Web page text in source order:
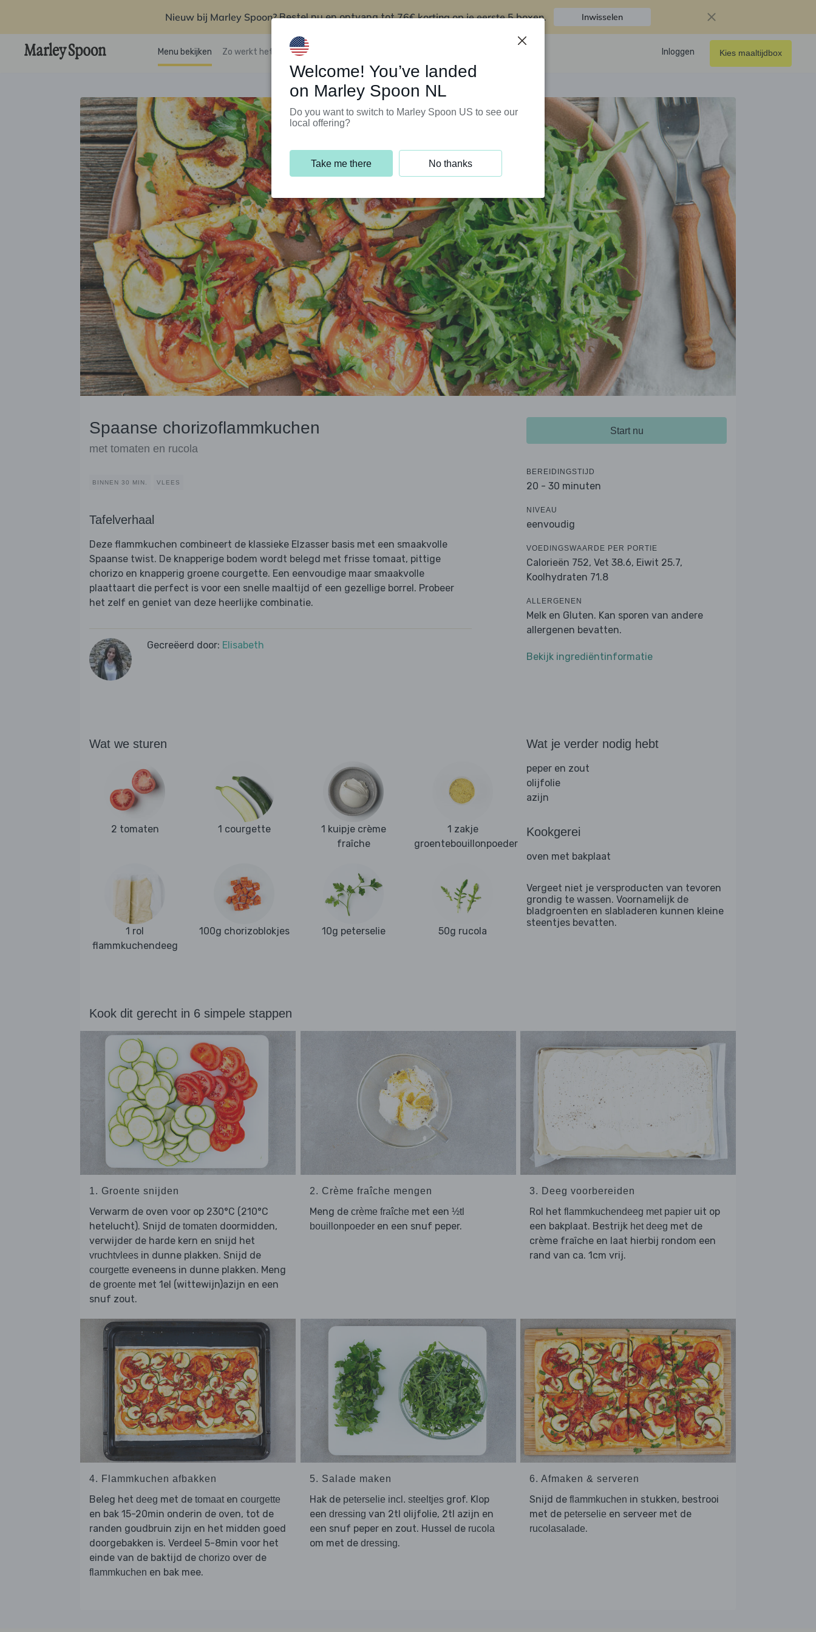
Nieuw bij Marley Spoon?Bestel nu en ontvang tot76€ korting op je eerste 5 boxen. Inwisselen
Menu bekijken Zo werkt het Klantenservice Inloggen Kies maaltijdbox
Spaanse chorizoflammkuchen
met tomaten en rucola
BINNEN 30 MIN. VLEES
Tafelverhaal
Deze flammkuchen combineert de klassieke Elzasser basis met een smaakvolle
Spaanse twist. De knapperige bodem wordt belegd met frisse tomaat, pittige
chorizo en knapperig groene courgette. Een eenvoudige maar smaakvolle
plaattaart die perfect is voor een snelle maaltijd of een gezellige borrel. Probeer
het zelf en geniet van deze heerlijke combinatie.
Gecreëerd door: Elisabeth
Start nu
BEREIDINGSTIJD
20 - 30 minuten
NIVEAU
eenvoudig
VOEDINGSWAARDE PER PORTIE
Calorieën 752, Vet 38.6, Eiwit 25.7,
Koolhydraten 71.8
ALLERGENEN
Melk en Gluten. Kan sporen van andere
allergenen bevatten.
Bekijk ingrediëntinformatie
Wat we sturen
2 tomaten 1 courgette
1 kuipje crème
fraîche
1 zakje
groentebouillonpoeder
1 rol
flammkuchendeeg
100g chorizoblokjes 10g peterselie 50g rucola
Wat je verder nodig hebt
peper en zout
olijfolie
azijn
Kookgerei
oven met bakplaat
Vergeet niet je versproducten van tevoren
grondig te wassen. Voornamelijk de
bladgroenten en slabladeren kunnen kleine
steentjes bevatten.
Kook dit gerecht in 6 simpele stappen
1. Groente snijden
Verwarm de oven voor op 230°C (210°C
hetelucht). Snijd de tomaten doormidden,
verwijder de harde kern en snijd het
vruchtvlees in dunne plakken. Snijd de
courgette eveneens in dunne plakken. Meng
de groente met 1el (wittewijn)azijn en een
snuf zout.
2. Crème fraîche mengen
Meng de crème fraîche met een ½tl
bouillonpoederen een snuf peper.
3. Deeg voorbereiden
Rol het flammkuchendeeg met papier uit op
een bakplaat. Bestrijk het deeg met de
crème fraîche en laat hierbij rondom een
rand van ca. 1cm vrij.
4. Flammkuchen afbakken
Beleg het deeg met de tomaat en courgette
en bak 15-20min onderin de oven, tot de
randen goudbruin zijn en het midden goed
doorgebakken is. Verdeel 5-8min voor het
einde van de baktijd de chorizo over de
flammkuchen en bak mee.
5. Salade maken
Hak de peterselie incl. steeltjesgrof. Klop
een dressing van 2tl olijfolie, 2tl azijn en
een snuf peper en zout. Hussel de rucola
om met de dressing.
6. Afmaken & serveren
Snijd de flammkuchen in stukken, bestrooi
met de peterselie en serveer met de
rucolasalade.
Welcome! You’ve landed
on Marley Spoon NL
Do you want to switch to Marley Spoon US to see our
local offering?
Take me there No thanks